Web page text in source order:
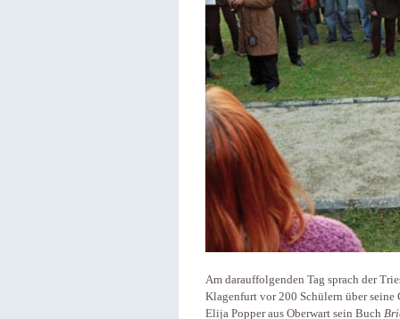
Am darauffolgenden Tag sprach der
Klagenfurt vor 200 Schülern über
Elija Popper aus Oberwart sein Buch